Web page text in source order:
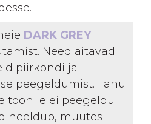
DARK GREY
Need aitavad
piirkondi ja
peegeldumist. Tänu
toonile ei peegeldu
neeldub, muutes